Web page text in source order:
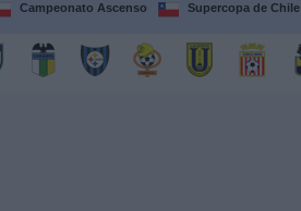
Campeonato Ascenso Supercopa de Chile